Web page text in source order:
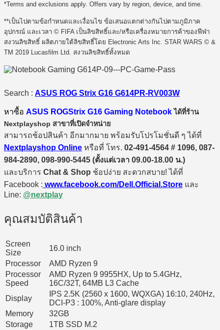
*Terms and exclusions apply. Offers vary by region, device, and time.
**เป็นไปตามข้อกำหนดและเงื่อนไข ข้อเสนอแตกต่างกันไปตามภูมิภาค
อุปกรณ์ และเวลา © FIFA เป็นลิขสิทธิ์และ/หรือเครื่องหมายการค้าของฟีฟ่า
สงวนลิขสิทธิ์ ผลิตภายใต้ลิขสิทธิ์โดย Electronic Arts Inc. STAR WARS © &
TM 2019 Lucasfilm Ltd. สงวนลิขสิทธิ์ทั้งหมด
Search : ASUS ROG Strix G16 G614PR-RV003W
หาซื้อ ASUS ROGStrix G16 Gaming Notebookได้ที่ร้าน
Nextplayshop สาขาที่เปิดจำหน่าย
สามารถช้อปสินค้า อีกมากมาย พร้อมรับโปรโมชั่นดี ๆ ได้ที่
Nextplayshop Online หรือที่ โทร. 02-491-4564 # 1096, 087-
984-2890, 098-990-5445 (ตั้งแต่เวลา 09.00-18.00 น.)
และบริการ Chat & Shop ช้อปง่าย สะดวกสบาย! ได้ที่
Facebook : www.facebook.com/Dell.Official.Store และ
Line: @nextplay
คุณสมบัติสินค้า
Screen
Size
16.0 inch
Processor
AMD Ryzen 9
Processor
Speed
AMD Ryzen 9 9955HX, Up to 5.4GHz,
16C/32T, 64MB L3 Cache
Display
IPS 2.5K (2560 x 1600, WQXGA) 16:10, 240Hz,
DCI-P3 : 100%, Anti-glare display
Memory
32GB
Storage
1TB SSD M.2